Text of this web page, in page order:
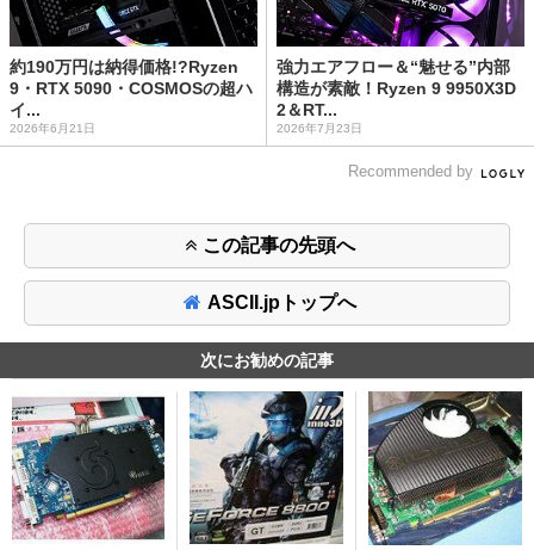
約190万円は納得価格!?Ryzen
9・RTX 5090・COSMOSの超ハ
イ...
2026年6月21日
強力エアフロー＆“魅せる”内部
構造が素敵！Ryzen 9 9950X3D
2＆RT...
2026年7月23日
Recommended by
この記事の先頭へ
ASCII.jpトップへ
次にお勧めの記事